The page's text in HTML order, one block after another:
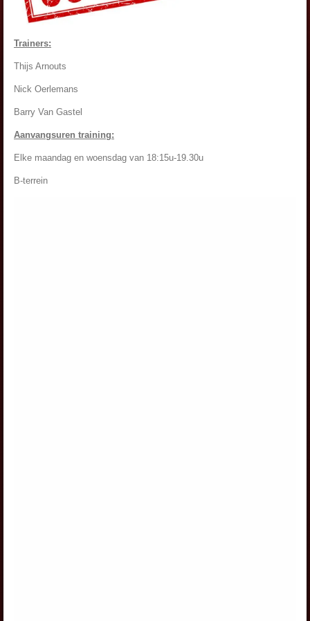
Trainers:
Thijs Arnouts
Nick Oerlemans
Barry Van Gastel
Aanvangsuren training:
Elke maandag en woensdag van 18:15u-19.30u
B-terrein